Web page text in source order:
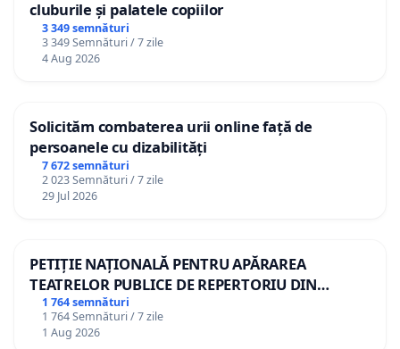
cluburile și palatele copiilor
3 349 semnături
3 349 Semnături / 7 zile
4 Aug 2026
Solicităm combaterea urii online față de
persoanele cu dizabilități
7 672 semnături
2 023 Semnături / 7 zile
29 Jul 2026
PETIȚIE NAȚIONALĂ PENTRU APĂRAREA
TEATRELOR PUBLICE DE REPERTORIU DIN
ROMÂNIA
1 764 semnături
1 764 Semnături / 7 zile
1 Aug 2026